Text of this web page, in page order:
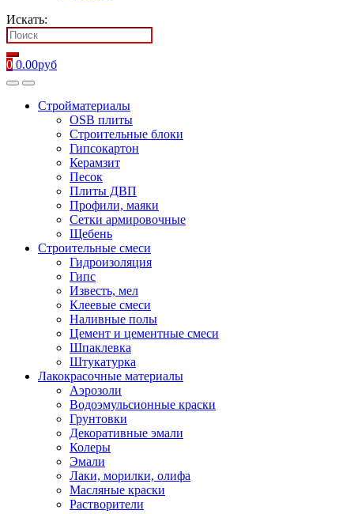
Искать:
0 0.00руб
Стройматериалы
OSB плиты
Строительные блоки
Гипсокартон
Керамзит
Песок
Плиты ДВП
Профили, маяки
Сетки армировочные
Щебень
Строительные смеси
Гидроизоляция
Гипс
Известь, мел
Клеевые смеси
Наливные полы
Цемент и цементные смеси
Шпаклевка
Штукатурка
Лакокрасочные материалы
Аэрозоли
Водоэмульсионные краски
Грунтовки
Декоративные эмали
Колеры
Эмали
Лаки, морилки, олифа
Масляные краски
Растворители